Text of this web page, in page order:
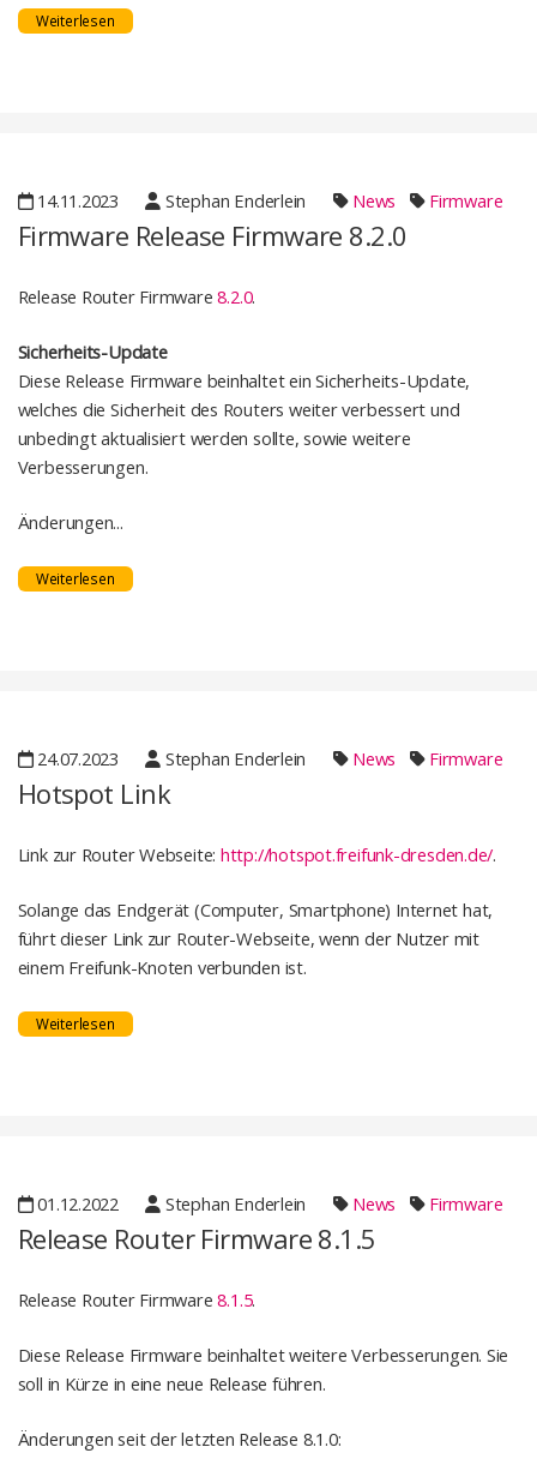
Weiterlesen
14.11.2023 Stephan Enderlein News Firmware
Firmware Release Firmware 8.2.0
Release Router Firmware8.2.0.
Sicherheits-Update
Diese Release Firmware beinhaltet ein Sicherheits-Update,
welches die Sicherheit des Routers weiter verbessert und
unbedingt aktualisiert werden sollte, sowie weitere
Verbesserungen.
Änderungen...
Weiterlesen
24.07.2023 Stephan Enderlein News Firmware
Hotspot Link
Link zur Router Webseite: http://hotspot.freifunk-dresden.de/.
Solange das Endgerät (Computer, Smartphone) Internet hat,
führt dieser Link zur Router-Webseite, wenn der Nutzer mit
einem Freifunk-Knoten verbunden ist.
Weiterlesen
01.12.2022 Stephan Enderlein News Firmware
Release Router Firmware 8.1.5
Release Router Firmware8.1.5.
Diese Release Firmware beinhaltet weitere Verbesserungen. Sie
soll in Kürze in eine neue Release führen.
Änderungen seit der letzten Release 8.1.0: